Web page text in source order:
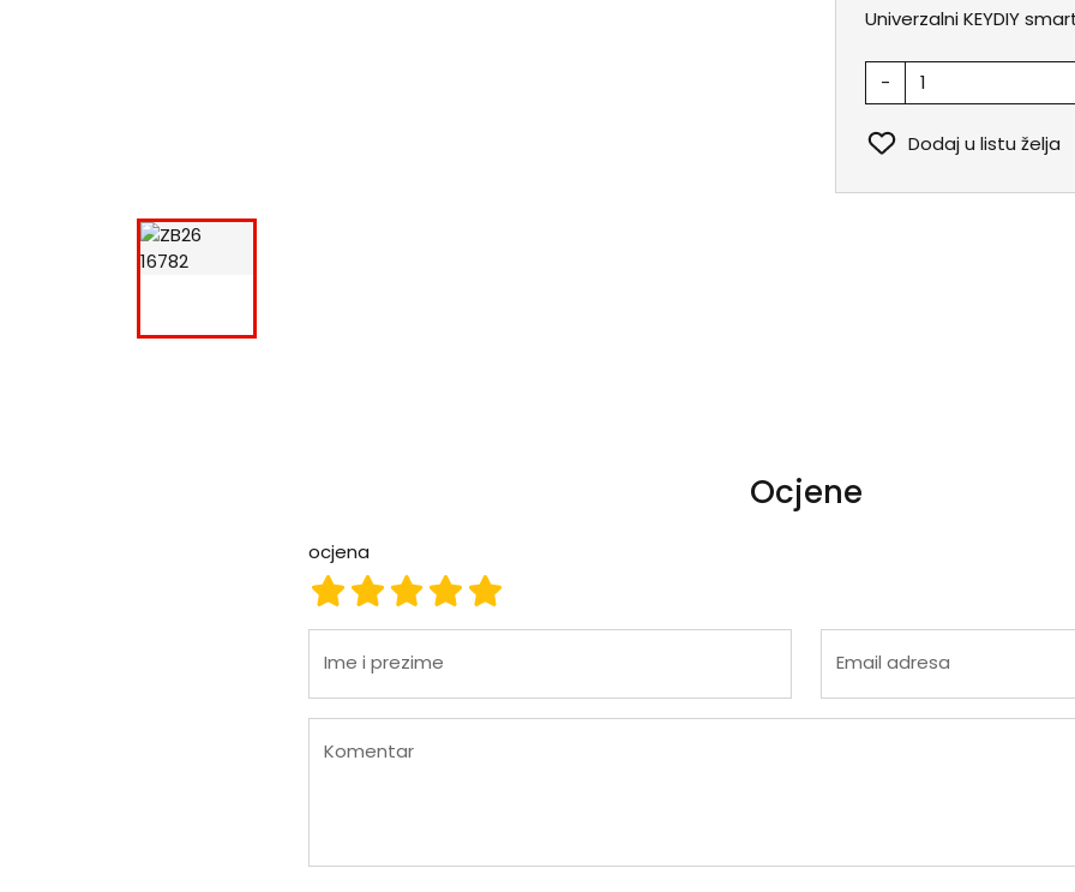
Univerzalni KEYDIY
-
Dodaj u listu želja
Ocjene
ocjena
ocjena 5
ocjena 4
ocjena 3
ocjena 2
ocjena 1
Ime i prezime Email adresa
Komentar